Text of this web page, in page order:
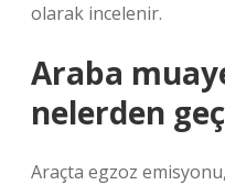
olarak incelenir.
Araba
nelerden
Araçta egzoz